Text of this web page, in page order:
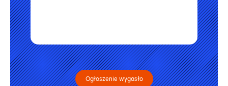
Ogłoszenie wygasło